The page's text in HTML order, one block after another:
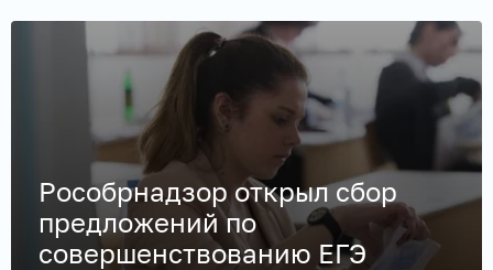
Рособрнадзор открыл сбор
предложений по
совершенствованию ЕГЭ